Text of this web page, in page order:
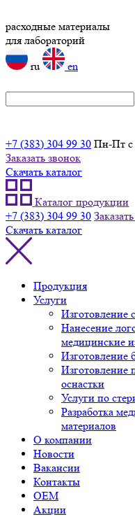
расходные материалы
для лабораторий
ru
en
+7 (383) 304 99 30 Пн-Пт с
Заказать звонок
Скачать каталог
Каталог продукции
+7 (383) 304 99 30
Скачать каталог
Продукция
Услуги
Изготовление
Нанесение
медицинские
Изготовление
Изготовление
оснастки
Услуги по
Разработка
материалов
О компании
Новости
Вакансии
Контакты
OEM
Акции